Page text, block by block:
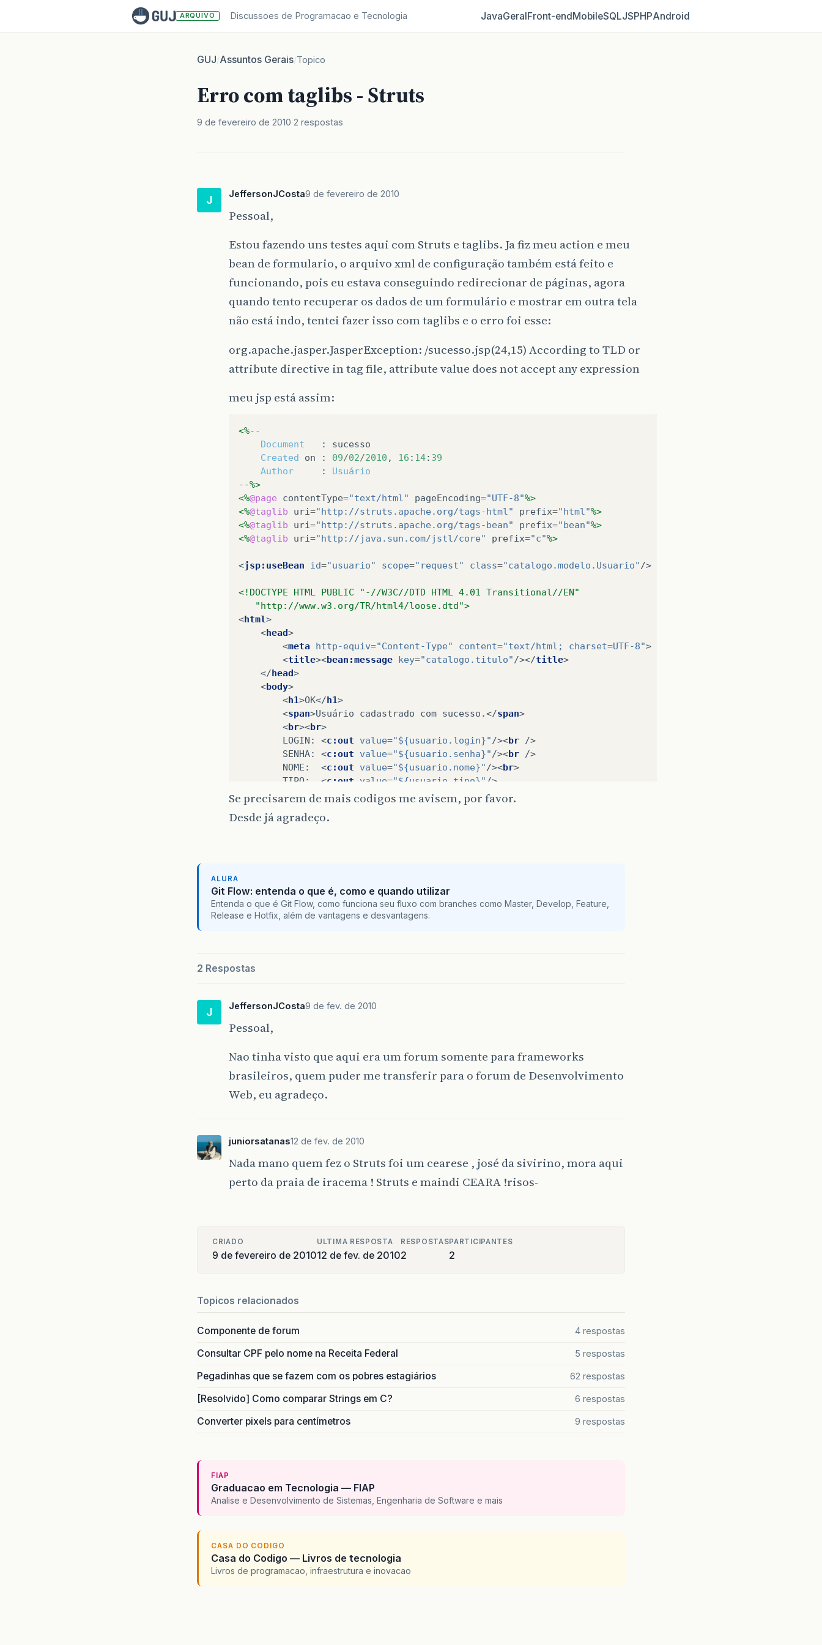
ARQUIVO Discussoes de Programacao e Tecnologia JavaGeralFront‑endMobileSQLJSPHPAndroid
GUJ/Assuntos Gerais/Topico
Erro com taglibs - Struts
9 de fevereiro de 2010 2 respostas
J JeffersonJCosta9 de fevereiro de 2010
Pessoal,
Estou fazendo uns testes aqui com Struts e taglibs. Ja fiz meu action e meu
bean de formulario, o arquivo xml de configuração também está feito e
funcionando, pois eu estava conseguindo redirecionar de páginas, agora
quando tento recuperar os dados de um formulário e mostrar em outra tela
não está indo, tentei fazer isso com taglibs e o erro foi esse:
org.apache.jasper.JasperException: /sucesso.jsp(24,15) According to TLD or
attribute directive in tag file, attribute value does not accept any expression
meu jsp está assim:
<%- -
Document
:
sucesso
Created
on : 09/02/2010 , 16 : 14: 39
Author
:
Usuário
- -%>
<%@page contentType="text/html" pageEncoding="UTF-8"%>
<%@taglib uri="http://struts.apache.org/tags-html" prefix="html"%>
<%@taglib uri="http://struts.apache.org/tags-bean" prefix="bean"%>
<%@taglib uri="http://java.sun.com/jstl/core" prefix="c"%>
<jsp:useBean id="usuario" scope="request" class="catalogo.modelo.Usuario" />
<!DOCTYPE HTML PUBLIC "-//W3C//DTD HTML 4.01 Transitional//EN"
   "http://www.w3.org/TR/html4/loose.dtd">
<html>
<head>
<meta http-equiv="Content-Type" content="text/html; charset=UTF-8">
<title><bean:message key="catalogo.titulo" /></title>
</head>
<body>
<h1>OK</h1>
<span>Usuário cadastrado com sucesso.</span>
<br><br>
        LOGIN:
<c:out value="${usuario.login}" /><br
/>
        SENHA:
<c:out value="${usuario.senha}" /><br
/>
        NOME:
<c:out value="${usuario.nome}" /><br>
        TIPO:
<c:out value="${usuario.tipo}" />
</
</
Se precisarem de mais codigos me avisem, por favor.
Desde já agradeço.
ALURA
Git Flow: entenda o que é, como e quando utilizar
Entenda o que é Git Flow, como funciona seu fluxo com branches como Master, Develop, Feature,
Release e Hotfix, além de vantagens e desvantagens.
2 Respostas
J JeffersonJCosta9 de fev. de 2010
Pessoal,
Nao tinha visto que aqui era um forum somente para frameworks
brasileiros, quem puder me transferir para o forum de Desenvolvimento
Web, eu agradeço.
juniorsatanas12 de fev. de 2010
Nada mano quem fez o Struts foi um cearese , josé da sivirino, mora aqui
perto da praia de iracema ! Struts e maindi CEARA !risos-
CRIADO
9 de fevereiro de 2010
ULTIMA RESPOSTA
12 de fev. de 2010
RESPOSTAS
2
PARTICIPANTES
2
Topicos relacionados
Componente de forum 4 respostas
Consultar CPF pelo nome na Receita Federal 5 respostas
Pegadinhas que se fazem com os pobres estagiários 62 respostas
[Resolvido] Como comparar Strings em C? 6 respostas
Converter pixels para centímetros 9 respostas
FIAP
Graduacao em Tecnologia — FIAP
Analise e Desenvolvimento de Sistemas, Engenharia de Software e mais
CASA DO CODIGO
Casa do Codigo — Livros de tecnologia
Livros de programacao, infraestrutura e inovacao